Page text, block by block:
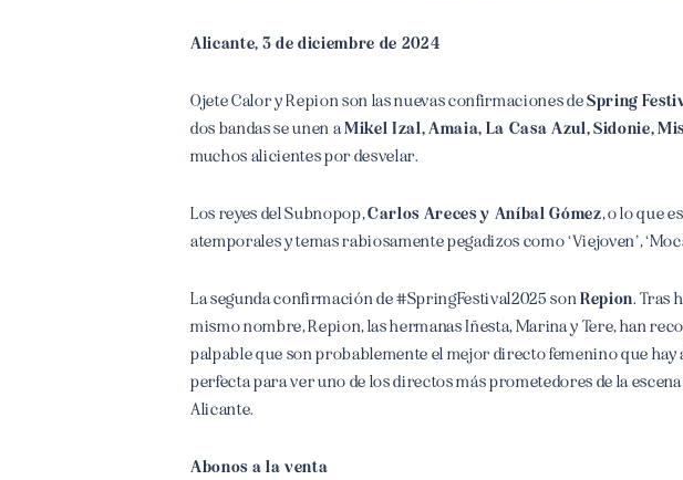
Alicante, 3 de diciembre de 2024
Ojete Calor y Repion son las nuevas confirmaciones deSpring
dos bandas se unen aMikel Izal, Amaia, La Casa Azul, Sidonie,
muchos alicientes por desvelar.
Los reyes del Subnopop,Carlos Areces y Aníbal Gómez, o lo que
atemporales y temas rabiosamente pegadizos como ‘Viejoven’,
La segunda confirmación de #SpringFestival2025 sonRepion. Tras
mismo nombre, Repion, las hermanas Iñesta, Marina y Tere, han
palpable que son probablemente el mejor directo femenino que
perfecta paraver uno de los directos más prometedores de la
Alicante.
Abonos a la venta